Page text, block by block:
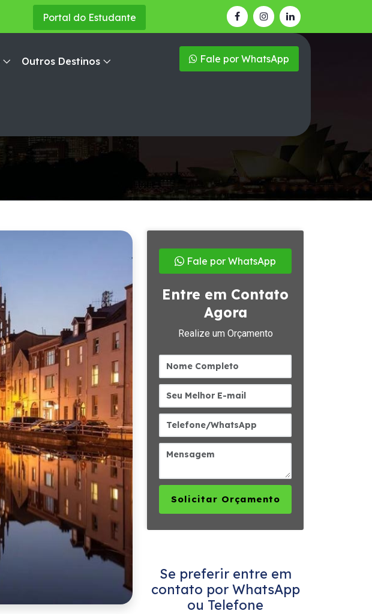
Portal do Estudante
Outros Destinos Fale por WhatsApp
Fale por WhatsApp
Entre em Contato
Agora
Realize um Orçamento
Solicitar Orçamento
Se preferir entre em
contato por WhatsApp
ou Telefone